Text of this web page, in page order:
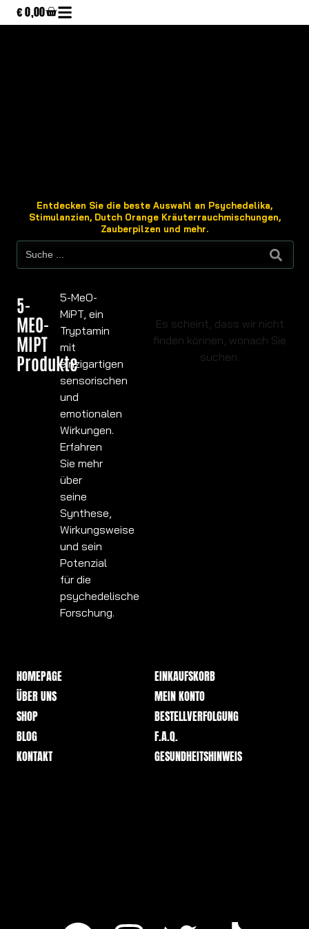
€0,00
Entdecken Sie die beste Auswahl an Psychedelika,
Stimulanzien, Dutch Orange Kräuterrauchmischungen,
Zauberpilzen und mehr.
5-
MEO-
MIPT
Produkte
5-MeO-
MiPT, ein
Tryptamin
mit
einzigartigen
sensorischen
und
emotionalen
Wirkungen.
Erfahren
Sie mehr
über
seine
Synthese,
Wirkungsweise
und sein
Potenzial
für die
psychedelische
Forschung.
Es scheint, dass wir nicht
finden können, wonach Sie
suchen.
HOMEPAGE
ÜBER UNS
SHOP
BLOG
KONTAKT
EINKAUFSKORB
MEIN KONTO
BESTELLVERFOLGUNG
F.A.Q.
GESUNDHEITSHINWEIS